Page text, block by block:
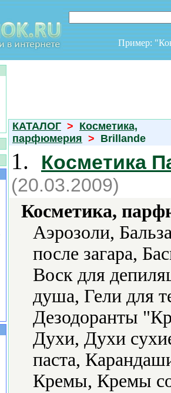
Пример:
КАТАЛОГ > Косметика,
парфюмерия > Brillande
1. Косметика
(20.03.2009)
Косметика,
Аэрозоли,
после загара,
Воск для
душа, Гели для
Дезодоранты
Духи, Духи
паста,
Кремы, Кремы